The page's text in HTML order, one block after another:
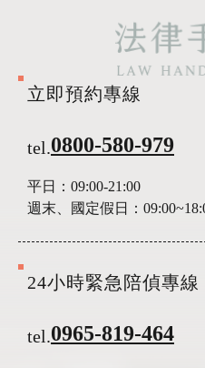
立即預約專線
tel.0800-580-979
平日： 09:00-21:00
週末、國定假日：
24小時緊急陪偵專線
tel.0965-819-464